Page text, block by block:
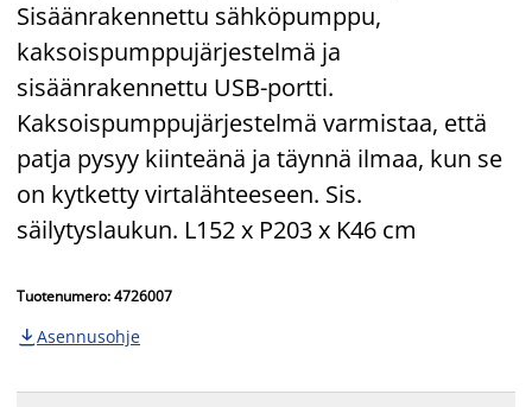
Sisäänrakennettu sähköpumppu,
kaksoispumppujärjestelmä ja
sisäänrakennettu USB-portti.
Kaksoispumppujärjestelmä varmistaa, että
patja pysyy kiinteänä ja täynnä ilmaa, kun se
on kytketty virtalähteeseen. Sis.
säilytyslaukun. L152 x P203 x K46 cm
Tuotenumero: 4726007
 Asennusohje